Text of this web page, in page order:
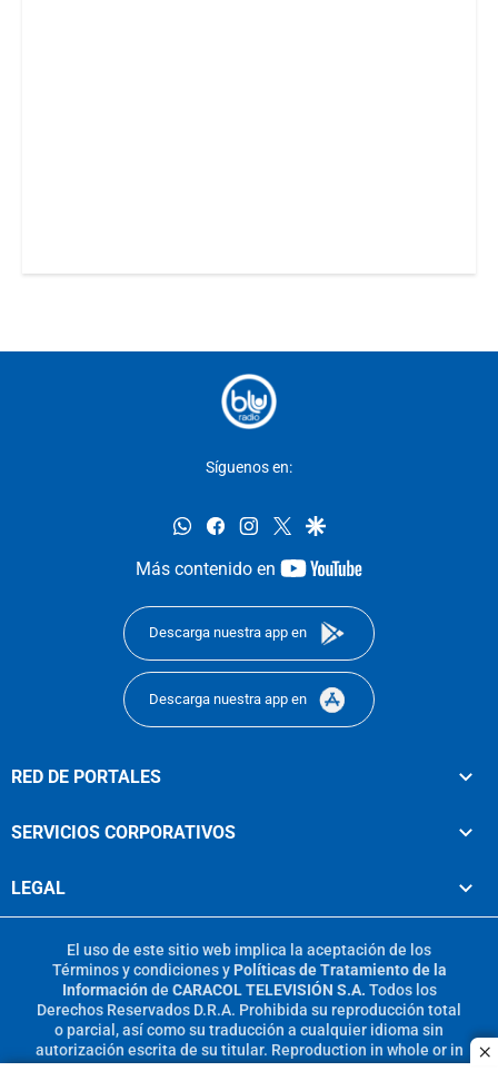
Síguenos en:
whatsappfacebookinstagram
twittergoogle
Más contenido en
youtube-
Descarga nuestra app en
Descarga nuestra app en
RED DE PORTALES
SERVICIOS CORPORATIVOS
LEGAL
El uso de este sitio web implica la aceptación de los
Términos y condicionesy Políticas de Tratamiento de la
Información de CARACOL TELEVISIÓN S.A. Todos los
Derechos Reservados D.R.A. Prohibida su reproducción total
o parcial, así como su traducción a cualquier idioma sin
autorización escrita de su titular. Reproduction in whole or in